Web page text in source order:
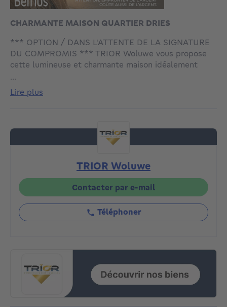
CHARMANTE MAISON QUARTIER DRIES
*** OPTION / DANS L'ATTENTE DE LA SIGNATURE
DU COMPROMIS *** TRIOR Woluwe vous propose
cette lumineuse et charmante maison idéalement
Watermael-Boitsfort, apprécié pour son
environnement résidentiel, verdoyant et sa proximité
immédiate des facilités, des transports et de la forêt
séduira par ses volumes généreux, sa belle luminosité
et son atmosphère chaleureuse. Au rez-de-chaussée :
salle à manger (15m2) ainsi qu’une cuisine semi-
ouverte entièrement équipée (10m2) avec accès
direct à la terrasse et au jardin orientés sud-ouest
(55m2), parfaits pour profiter des journées
ensoleillées. Une élégante verrière apporte un cachet
unique à l’ensemble et crée un véritable puits de
parentale comprenant une chambre confortable, une
salle de bains privative et un espace pouvant
accueillir un dressing. Au sous-sol : cave et espace
buanderie offrant de précieux rangements
...
lire plus
TRIOR Woluwe
Contacter par e-mail
Téléphoner